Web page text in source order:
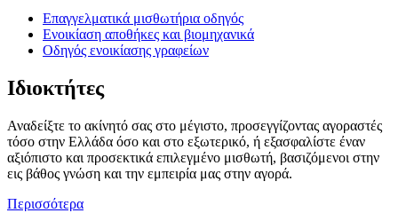
Επαγγελματικά μισθωτήρια οδηγός
Ενοικίαση αποθήκες και βιομηχανικά
Οδηγός ενοικίασης γραφείων
Ιδιοκτήτες
Αναδείξτε το ακίνητό σας στο μέγιστο, προσεγγίζοντας αγοραστές
τόσο στην Ελλάδα όσο και στο εξωτερικό, ή εξασφαλίστε έναν
αξιόπιστο και προσεκτικά επιλεγμένο μισθωτή, βασιζόμενοι στην
εις βάθος γνώση και την εμπειρία μας στην αγορά.
Περισσότερα